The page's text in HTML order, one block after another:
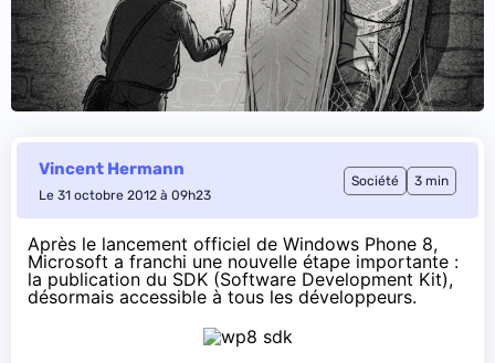
Vincent Hermann
Le 31 octobre 2012 à 09h23
Société 3 min
Après le lancement officiel de Windows Phone 8,
Microsoft a franchi une nouvelle étape importante :
la publication du SDK (Software Development Kit),
désormais accessible à tous les développeurs.